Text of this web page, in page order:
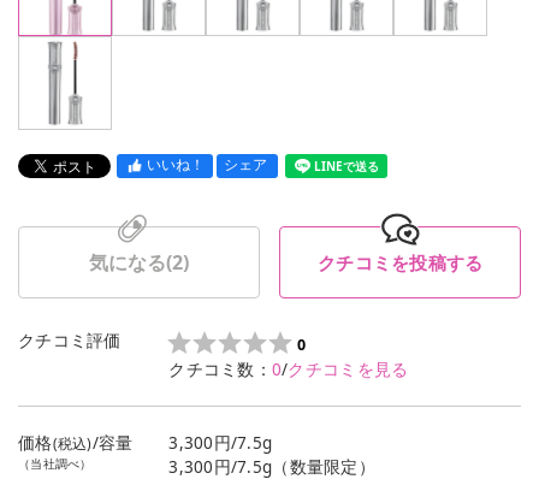
いいね！ シェア LINEで送る
気になる(2) クチコミを投稿する
クチコミ評価 0
クチコミ数： 0/クチコミを見る
価格(税込)/容量
（当社調べ）
3,300円/7.5g
3,300円/7.5g（数量限定）